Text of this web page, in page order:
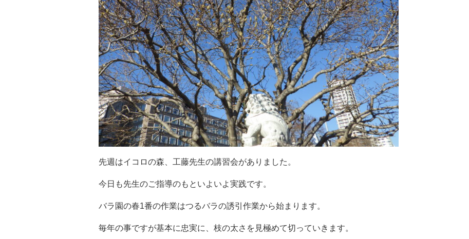
先週はイコロの森、工藤先生の講習会がありました。
今日も先生のご指導のもといよいよ実践です。
バラ園の春1番の作業はつるバラの誘引作業から始まります。
毎年の事ですが基本に忠実に、枝の太さを見極めて切っていきます。